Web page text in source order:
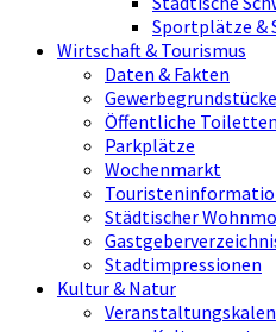
Sportplätze &
Wirtschaft & Tourismus
Daten & Fakten
Gewerbegrundstücke
Öffentliche Toiletten
Parkplätze
Wochenmarkt
Städtischer
Stadtimpressionen
Kultur & Natur